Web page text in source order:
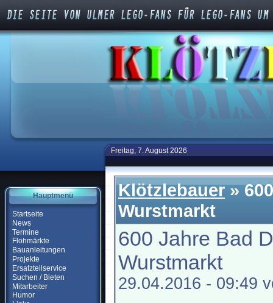
Hauptmenü
Startseite
News
Termine
Flohmärkte
Bauanleitungen
Projekte
Ersatzteilservice
Suchen / Bieten
Mitarbeiter
Humor
Freitag, 7. August 2026
Klötzlebauer»
Wurstmarkt
600 Jahre Bad
Wurstmarkt
29.04.2016 - 09:49